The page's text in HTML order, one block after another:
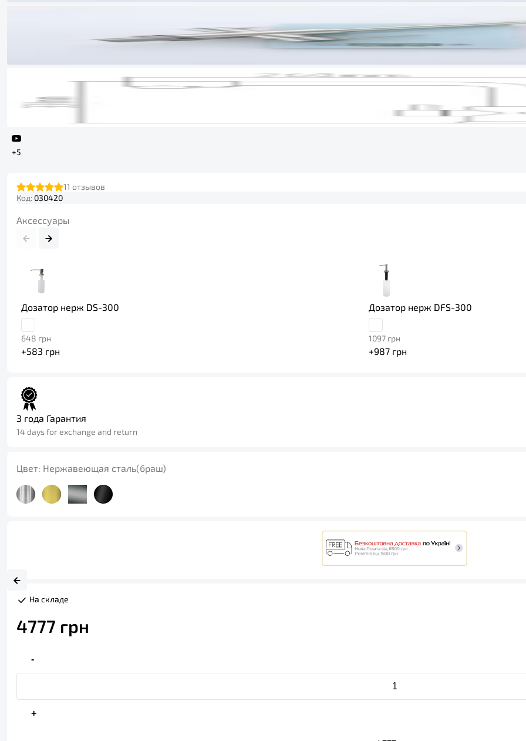
+5
11 отзывов
Код: 030420
Аксессуары
Дозатор нерж DS-300
648 грн
+583 грн
Дозатор нерж DFS-300
1097 грн
+987 грн
3 года Гарантия
14 days for exchange and return
Цвет: Нержавеющая сталь(браш)
На складе
4777 грн
-
+